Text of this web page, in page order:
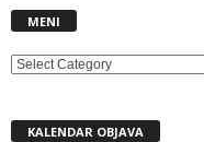
MENI
MENI
KALENDAR OBJAVA